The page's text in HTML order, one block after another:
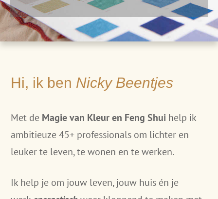
Hi, ik ben Nicky Beentjes
Met de Magie van Kleuren Feng Shui help ik
ambitieuze 45+ professionals om lichter en
leuker te leven, te wonen en te werken.
Ik help je om jouw leven, jouw huis én je